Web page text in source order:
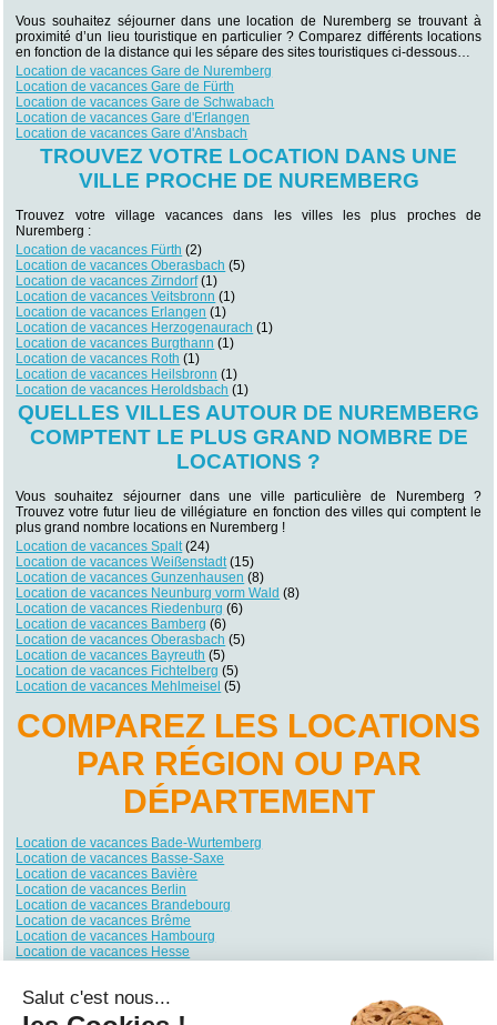
Vous souhaitez séjourner dans une location de Nuremberg se trouvant à
proximité d’un lieu touristique en particulier ? Comparez différents locations
en fonction de la distance qui les sépare des sites touristiques ci-dessous…
Location de vacances Gare de Nuremberg
Location de vacances Gare de Fürth
Location de vacances Gare de Schwabach
Location de vacances Gare d'Erlangen
Location de vacances Gare d'Ansbach
TROUVEZ VOTRE LOCATION DANS UNE
VILLE PROCHE DE NUREMBERG
Trouvez votre village vacances dans les villes les plus proches de
Nuremberg :
Location de vacances Fürth (2)
Location de vacances Oberasbach (5)
Location de vacances Zirndorf(1)
Location de vacances Veitsbronn (1)
Location de vacances Erlangen (1)
Location de vacances Herzogenaurach (1)
Location de vacances Burgthann (1)
Location de vacances Roth (1)
Location de vacances Heilsbronn (1)
Location de vacances Heroldsbach (1)
QUELLES VILLES AUTOUR DE NUREMBERG
COMPTENT LE PLUS GRAND NOMBRE DE
LOCATIONS ?
Vous souhaitez séjourner dans une ville particulière de Nuremberg ?
Trouvez votre futur lieu de villégiature en fonction des villes qui comptent le
plus grand nombre locations en Nuremberg !
Location de vacances Spalt(24)
Location de vacances Weißenstadt(15)
Location de vacances Gunzenhausen (8)
Location de vacances Neunburg vorm Wald (8)
Location de vacances Riedenburg (6)
Location de vacances Bamberg (6)
Location de vacances Oberasbach (5)
Location de vacances Bayreuth (5)
Location de vacances Fichtelberg (5)
Location de vacances Mehlmeisel (5)
COMPAREZ LES LOCATIONS
PAR RÉGION OU PAR
DÉPARTEMENT
Location de vacances Bade-Wurtemberg
Location de vacances Basse-Saxe
Location de vacances Bavière
Location de vacances Berlin
Location de vacances Brandebourg
Location de vacances Brême
Location de vacances Hambourg
Location de vacances Hesse
Location de vacances Rhénanie-Palatinat
Location de vacances Sarre
Salut c'est nous...